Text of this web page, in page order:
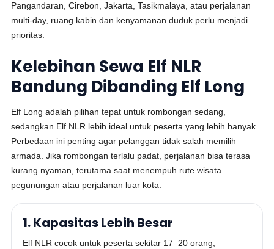
Pangandaran, Cirebon, Jakarta, Tasikmalaya, atau perjalanan
multi-day, ruang kabin dan kenyamanan duduk perlu menjadi
prioritas.
Kelebihan Sewa Elf NLR
Bandung Dibanding Elf Long
Elf Long adalah pilihan tepat untuk rombongan sedang,
sedangkan Elf NLR lebih ideal untuk peserta yang lebih banyak.
Perbedaan ini penting agar pelanggan tidak salah memilih
armada. Jika rombongan terlalu padat, perjalanan bisa terasa
kurang nyaman, terutama saat menempuh rute wisata
pegunungan atau perjalanan luar kota.
1. Kapasitas Lebih Besar
Elf NLR cocok untuk peserta sekitar 17–20 orang,